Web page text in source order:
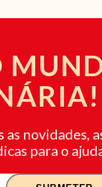
novidades,
para o